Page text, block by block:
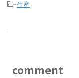
-生産
comment